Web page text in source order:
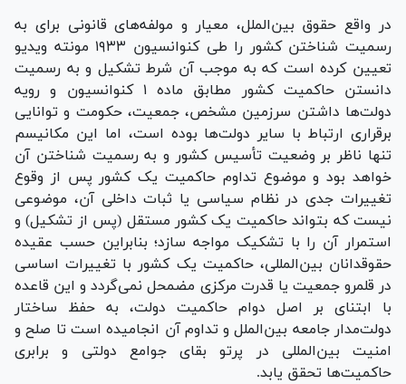
در واقع حقوق بین‌الملل، معیار و مولفه‌های قانونی برای به
رسمیت شناختن کشور را طی کنوانسیون ۱۹۳۳ مونته ویدیو
تعیین کرده است که به موجب آن شرط تشکیل و به رسمیت
دانستن حاکمیت کشور مطابق ماده ۱ کنوانسیون و رویه
دولت‌ها داشتن سرزمین مشخص، جمعیت، حکومت و توانایی
برقراری ارتباط با سایر دولت‌ها بوده است، اما این مکانیسم
تنها ناظر بر وضعیت تأسیس کشور و به رسمیت شناختن آن
خواهد بود و موضوع تداوم حاکمیت یک کشور پس از وقوع
تغییرات جدی در نظام سیاسی یا ثبات داخلی آن، موضوعی
نیست که بتواند حاکمیت یک کشور مستقل (پس از تشکیل) و
استمرار آن را با تشکیک مواجه سازد؛ بنابراین حسب عقیده
حقوقدانان بین‌المللی، حاکمیت یک کشور با تغییرات اساسی
در قلمرو جمعیت یا قدرت مرکزی مضمحل نمی‌گردد و این قاعده
با ابتنای بر اصل دوام حاکمیت دولت، به حفظ ساختار
دولت‌مدار جامعه بین‌الملل و تداوم آن انجامیده است تا صلح و
امنیت بین‌المللی در پرتو بقای جوامع دولتی و برابری
حاکمیت‌ها تحقق یابد.